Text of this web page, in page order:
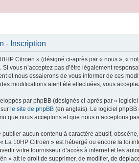
- Inscription
Citroën » (désigné ci-après par « nous », «
Si vous n’acceptez pas d’être légalement
et nous essaierons de vous informer de ces
modifications aient été effectuées, vous
par phpBB (désignés ci-après par «
le site de phpBB (en anglais). Le logiciel
que nous acceptons et que nous n’acceptons
publier aucun contenu à caractère abusif,
La 10HP Citroën » est hébergé ou encore la loi
votre fournisseur d’accès à internet et les
» ait le droit de supprimer, de modifier, de